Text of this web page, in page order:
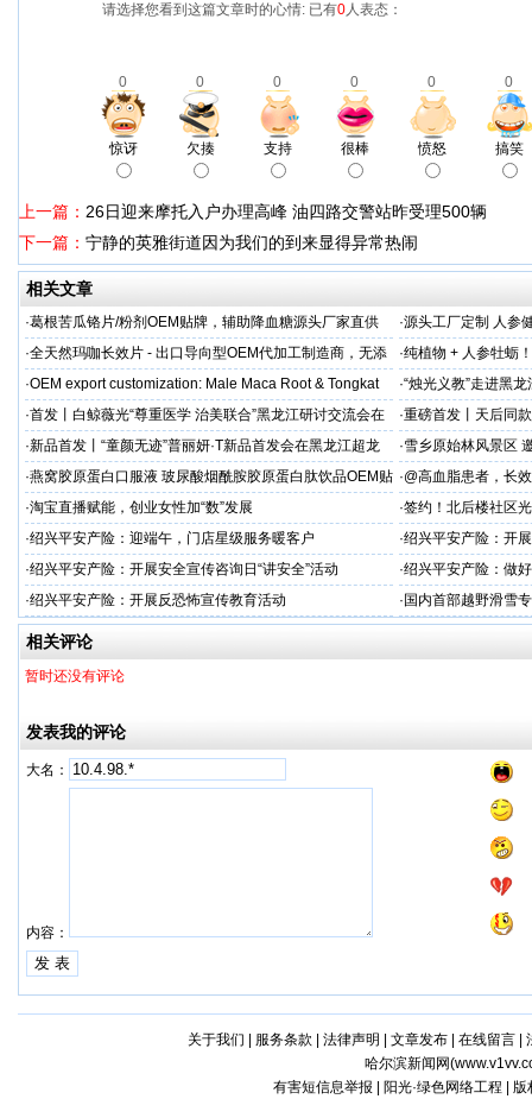
请选择您看到这篇文章时的心情: 已有0人表态：
0 0 0 0 0 0
惊讶 欠揍 支持 很棒 愤怒 搞笑
上一篇： 26日迎来摩托入户办理高峰 油四路交警站昨受理500辆
下一篇： 宁静的英雅街道因为我们的到来显得异常热闹
相关文章
·葛根苦瓜铬片/粉剂OEM贴牌，辅助降血糖源头厂家直供 ·源头工厂定制 人参
出口优选
·全天然玛咖长效片 - 出口导向型OEM代加工制造商，无添
加剂
·纯植物 + 人参牡蛎
力保驾护航
·OEM export customization: Male Maca Root & Tongkat ·“烛光义教”走进黑
·首发丨白鲸薇光“尊重医学 治美联合”黑龙江研讨交流会在
超龙医美成功举办！胶原领域创新突破，引领胶原抗
·重磅首发丨天后同
上市！
·新品首发丨“童颜无迹”普丽妍·T新品首发会在黑龙江超龙
成功举办 李远宏教授受邀参会并进行相关学术交流
·雪乡原始林风景区
·燕窝胶原蛋白口服液 玻尿酸烟酰胺胶原蛋白肽饮品OEM贴
牌
·@高血脂患者，长
·淘宝直播赋能，创业女性加“数”发展 ·签约！北后楼社区
·绍兴平安产险：迎端午，门店星级服务暖客户 ·绍兴平安产险：开
治工作
·绍兴平安产险：开展安全宣传咨询日“讲安全”活动 ·绍兴平安产险：做
·绍兴平安产险：开展反恐怖宣传教育活动 · 国内首部越野滑雪
学化训练理论与方法
相关评论
暂时还没有评论
发表我的评论
大名：
内容：
关于我们 服务条款 法律声明 文章发布| 在线留言|
哈尔滨新闻网(
有害短信息举报 | 阳光·绿色网络工程 |